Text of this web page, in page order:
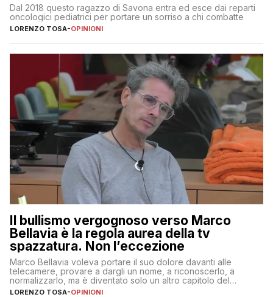
Dal 2018 questo ragazzo di Savona entra ed esce dai reparti
oncologici pediatrici per portare un sorriso a chi combatte
LORENZO TOSA-OPINIONI
Il bullismo vergognoso verso Marco
Bellavia è la regola aurea della tv
spazzatura. Non l’eccezione
Marco Bellavia voleva portare il suo dolore davanti alle
telecamere, provare a dargli un nome, a riconoscerlo, a
normalizzarlo, ma è diventato solo un altro capitolo del
copione
LORENZO TOSA-OPINIONI